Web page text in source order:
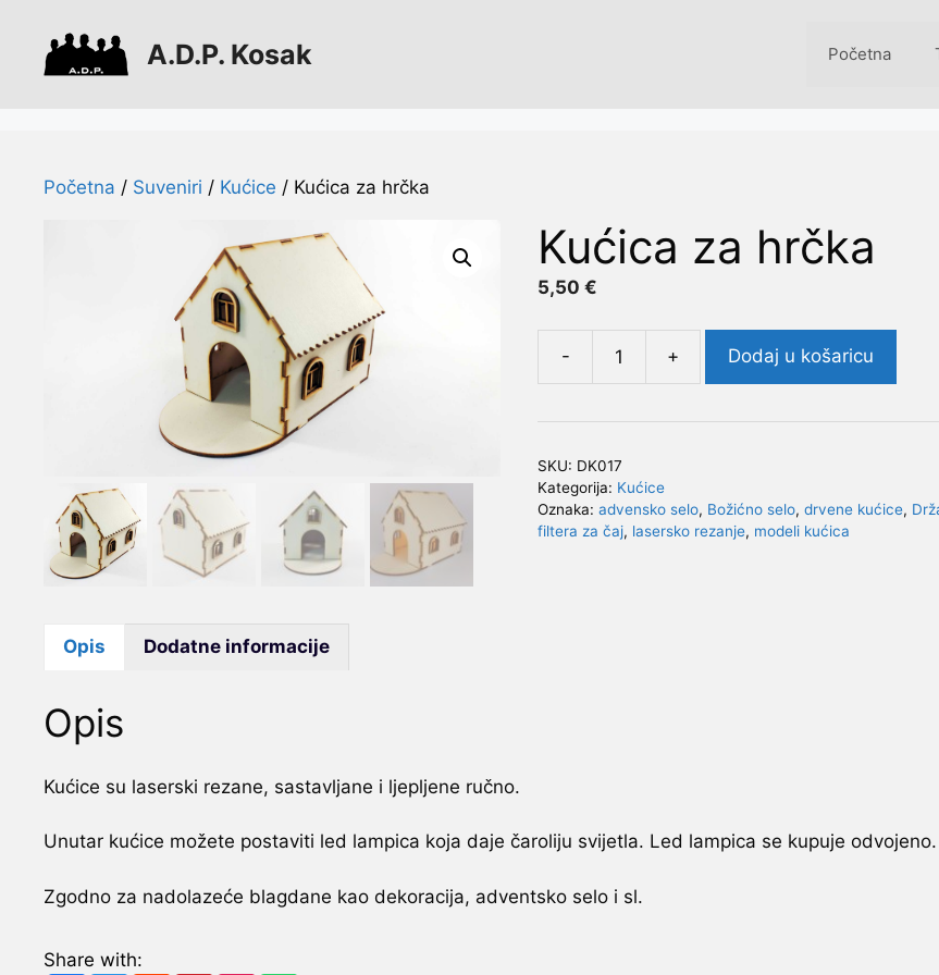
sadržaj
A.D.P. Kosak Početna
Početna / Suveniri / Kućice / Kućica za hrčka
Kućica za hrčka
5,50€
-
hrčka
+ Dodaj u košaricu
SKU: DK017
Kategorija: Kućice
Oznaka:advensko selo, Božićno selo,drvene kućice,
filtera za čaj, lasersko rezanje, modeli kućica
Opis Dodatne informacije
Opis
Kućice su laserski rezane, sastavljane i ljepljene ručno.
Unutar kućice možete postaviti led lampica koja daje čaroliju svijetla. Led lampica se kupuje odvojeno.
Zgodno za nadolazeće blagdane kao dekoracija, adventsko selo i sl.
Share with: